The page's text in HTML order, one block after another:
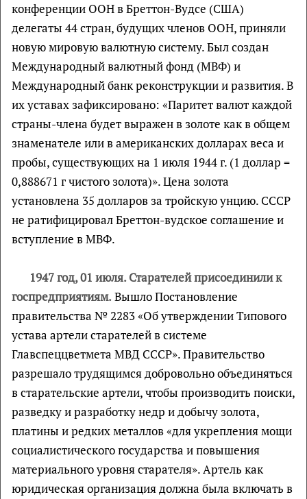
конференции ООН в Бреттон-Вудсе (США)
делегаты 44 стран, будущих членов ООН, приняли
новую мировую валютную систему. Был создан
Международный валютный фонд (МВФ) и
Международный банк реконструкции и развития. В
их уставах зафиксировано: «Паритет валют каждой
страны-члена будет выражен в золоте как в общем
знаменателе или в американских долларах веса и
пробы, существующих на 1 июля 1944 г. (1 доллар =
0,888671 г чистого золота)». Цена золота
установлена 35 долларов за тройскую унцию. СССР
не ратифицировал Бреттон-вудское соглашение и
вступление в МВФ.
1947 год, 01 июля.Старателей присоединили к
госпредприятиям.Вышло Постановление
правительства № 2283 «Об утверждении Типового
устава артели старателей в системе
Главспеццветмета МВД СССР». Правительство
разрешало трудящимся добровольно объединяться
в старательские артели, чтобы производить поиски,
разведку и разработку недр и добычу золота,
платины и редких металлов «для укрепления мощи
социалистического государства и повышения
материального уровня старателя». Артель как
юридическая организация должна была включать в